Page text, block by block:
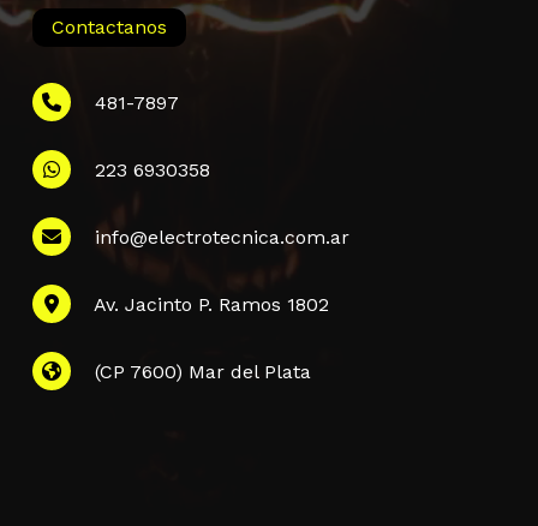
Contactanos
481-7897
223 6930358
info@electrotecnica.com.ar
Av. Jacinto P. Ramos 1802
(CP 7600) Mar del Plata
Información
QUIENES SOMOS
POLÍTICA DE PRIVACIDAD
PREGUNTAS FRECUENTES
CONTACTANOS